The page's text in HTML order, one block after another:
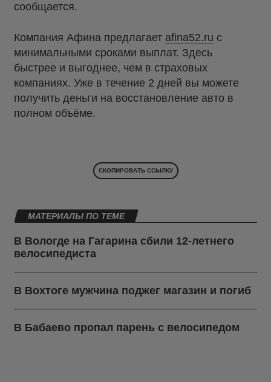
сообщается.
Компания Афина предлагает afina52.ru с
минимальными сроками выплат. Здесь
быстрее и выгоднее, чем в страховых
компаниях. Уже в течение 2 дней вы можете
получить деньги на восстановление авто в
полном объёме.
СКОПИРОВАТЬ ССЫЛКУ
МАТЕРИАЛЫ ПО ТЕМЕ
В Вологде на Гагарина сбили 12-летнего
велосипедиста
В Вохтоге мужчина поджег магазин и погиб
В Бабаево пропал парень с велосипедом